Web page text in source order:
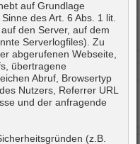
auf Grundlage
des Art. 6 Abs. 1 lit.
den Server, auf dem
Serverlogfiles). Zu
abgerufenen Webseite,
übertragene
Abruf, Browsertyp
Nutzers, Referrer URL
und der anfragende
(z.B.